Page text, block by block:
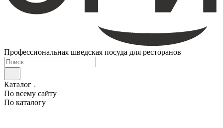
Профессиональная шведская посуда для ресторанов
Каталог
По всему сайту
По каталогу